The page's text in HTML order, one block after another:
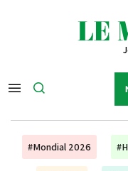
#Mondial 2026